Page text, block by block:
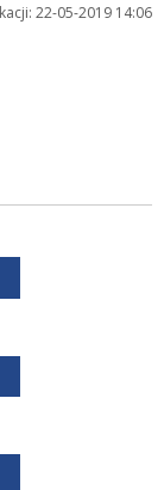
22-05-2019 14:06